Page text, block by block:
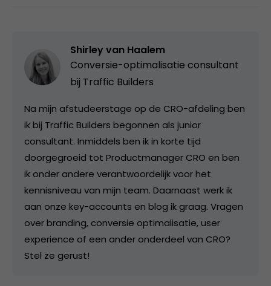
Shirley van Haalem
Conversie-optimalisatie consultant
bij Traffic Builders
Na mijn afstudeerstage op de CRO-afdeling ben
ik bij Traffic Builders begonnen als junior
consultant. Inmiddels ben ik in korte tijd
doorgegroeid tot Productmanager CRO en ben
ik onder andere verantwoordelijk voor het
kennisniveau van mijn team. Daarnaast werk ik
aan onze key-accounts en blog ik graag. Vragen
over branding, conversie optimalisatie, user
experience of een ander onderdeel van CRO?
Stel ze gerust!